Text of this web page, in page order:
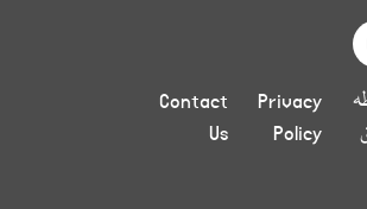
Privacy
Policy
Contact
Us